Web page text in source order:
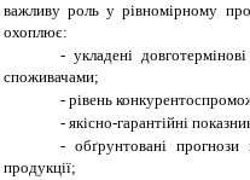
важливу роль у рівномірному
охоплює:
- укладені
споживачами;
- рівень
- якісно-гарантійні
- обґрунтовані
продукції;